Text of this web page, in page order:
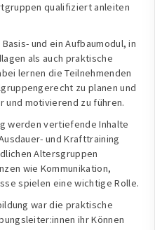
qualifiziert anleiten
und ein Aufbaumodul, in
als auch praktische
lernen die Teilnehmenden
zu planen und
und motivierend zu führen.
werden vertiefende Inhalte
und Krafttraining
Altersgruppen
wie Kommunikation,
spielen eine wichtige Rolle.
war die praktische
ihr Können